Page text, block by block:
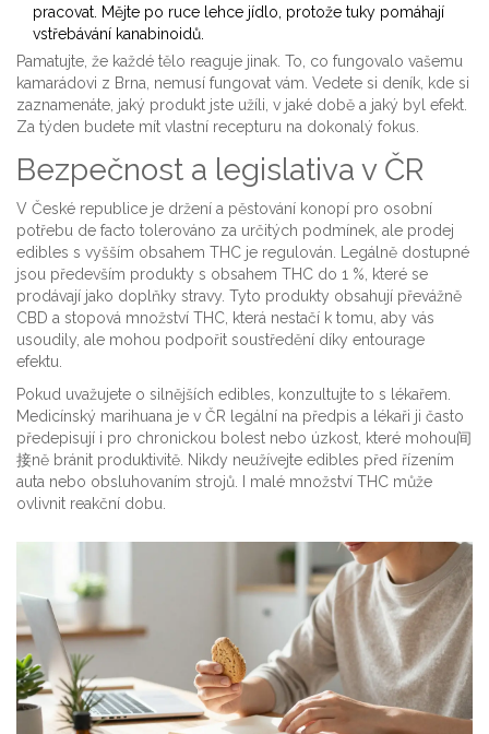
pracovat. Mějte po ruce lehce jídlo, protože tuky pomáhají
vstřebávání kanabinoidů.
Pamatujte, že každé tělo reaguje jinak. To, co fungovalo vašemu
kamarádovi z Brna, nemusí fungovat vám. Vedete si deník, kde si
zaznamenáte, jaký produkt jste užíli, v jaké době a jaký byl efekt.
Za týden budete mít vlastní recepturu na dokonalý fokus.
Bezpečnost a legislativa v ČR
V České republice je držení a pěstování konopí pro osobní
potřebu de facto tolerováno za určitých podmínek, ale prodej
edibles s vyšším obsahem THC je regulován. Legálně dostupné
jsou především produkty s obsahem THC do 1 %, které se
prodávají jako doplňky stravy. Tyto produkty obsahují převážně
CBD a stopová množství THC, která nestačí k tomu, aby vás
usoudily, ale mohou podpořit soustředění díky entourage
efektu.
Pokud uvažujete o silnějších edibles, konzultujte to s lékařem.
Medicínský marihuana je v ČR legální na předpis a lékaři ji často
předepisují i pro chronickou bolest nebo úzkost, které mohou间
接ně bránit produktivitě. Nikdy neužívejte edibles před řízením
auta nebo obsluhovaním strojů. I malé množství THC může
ovlivnit reakční dobu.